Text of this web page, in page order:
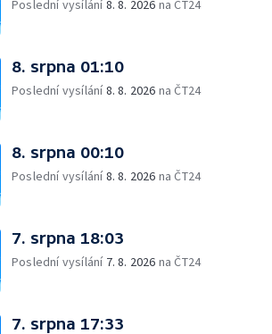
Poslední vysílání 8. 8. 2026 na ČT24
8. srpna 01:10
Poslední vysílání8. 8. 2026 na ČT24
8. srpna 00:10
Poslední vysílání8. 8. 2026 na ČT24
7. srpna 18:03
Poslední vysílání 7. 8. 2026 na ČT24
7. srpna 17:33